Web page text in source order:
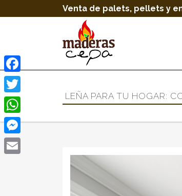
Venta de palets, pellets y
LEÑA PARA TU HOGAR:
Facebook
Twitter
WhatsApp
Messenger